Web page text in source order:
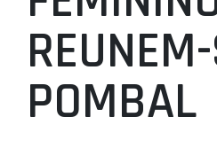
AGENTES
AGENDA
SELEÇÕES
MINIBASQUETE
POMBAL